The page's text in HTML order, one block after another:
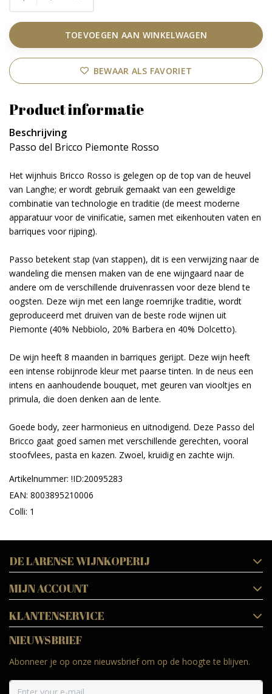
TOEVOEGEN AAN WINKELWAGEN
BEWAAR ALS FAVORIET
Product informatie
Beschrijving
Passo del Bricco Piemonte Rosso
Het wijnhuis Bricco Rosso is gelegen op de top van de heuvel
van Langhe; er wordt gebruik gemaakt van een geweldige
combinatie van technologie en traditie (de meest moderne
apparatuur voor de vinificatie, samen met eikenhouten vaten en
barriques voor rijping).
Passo betekent stap (van stappen), dit is een verwijzing naar de
wandeling die mensen maken van de ene wijngaard naar de
andere om de verschillende druivenrassen voor deze blend te
oogsten. Deze wijn met een lange roemrijke traditie, wordt
geproduceerd met druiven van de beste rode wijnen uit
Piemonte (40% Nebbiolo, 20% Barbera en 40% Dolcetto).
De wijn heeft 8 maanden in barriques gerijpt. Deze wijn heeft
een intense robijnrode kleur met paarse tinten. In de neus een
intens en aanhoudende bouquet, met geuren van viooltjes en
primula, die doen denken aan de lente.
Goede body, zeer harmonieus en uitnodigend. Deze Passo del
Bricco gaat goed samen met verschillende gerechten, vooral
stoofvlees, pasta en kazen. Zwoel, kruidig en zachte wijn.
Artikelnummer: !ID:20095283
EAN: 8003895210006
Colli: 1
DE LARENSE WIJNKOPERIJ
MIJN ACCOUNT
KLANTENSERVICE
NIEUWSBRIEF
Abonneer je op onze nieuwsbrief om op de hoogte te blijven.